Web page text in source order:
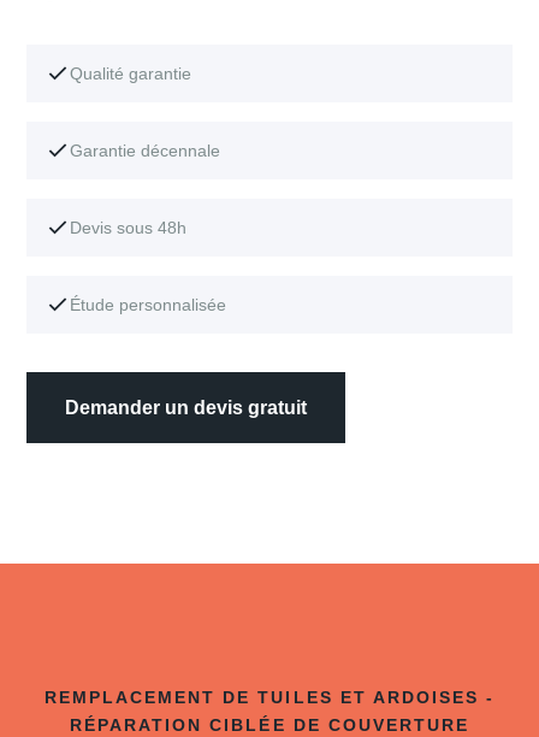
Qualité garantie
Garantie décennale
Devis sous 48h
Étude personnalisée
Demander un devis gratuit
REMPLACEMENT DE TUILES ET ARDOISES -
RÉPARATION CIBLÉE DE COUVERTURE